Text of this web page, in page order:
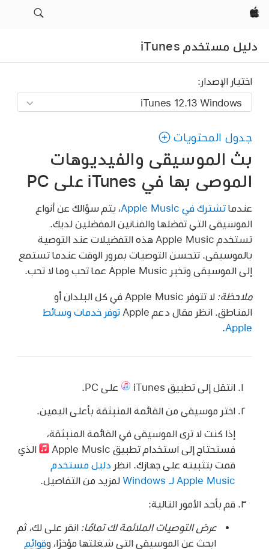
Apple‏
دليل مستخدم iTunes
اختيار الإصدار:
جدول المحتويات
بث الموسيقى والفيديوهات
الموصى بها في iTunes على PC
عندما تشترك في Apple Music
، يتم سؤالك عن أنواع
الموسيقى التي تفضلها والفنانين المفضلين لديك.
تستخدم Apple Music هذه التفضيلات عند التوصية
بالموسيقى. تتحسن التوصيات بمرور الوقت عندما تستمع
إلى الموسيقى وتخبر Apple Music عما تحب وما لا تحب.
ملاحظة:
لا تتوفر Apple Music في كل البلدان أو
المناطق. انظر مقال دعم Apple
توفر خدمات وسائط
Apple
انتقل إلى تطبيق iTunes على PC.
اختر موسيقى من القائمة المنبثقة بأعلى اليمين.
إذا كنت لا ترى الموسيقى في القائمة المنبثقة،
فستحتاج إلى استخدام تطبيق Apple Music ‏
الذي
قمت بتثبيته على جهازك. انظر دليل مستخدم
Apple Music لـ Windows
لمزيد من التفاصيل.
قم بأحد الأمور التالية:
عرض التوصيات الملائمة لك تمامًا:انقر على لك، ثم
ابحث عن الموسيقى التي شغلتها مؤخرًا، وقوائم